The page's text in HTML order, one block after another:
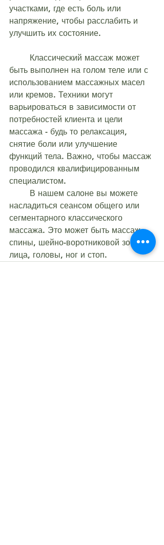
участками, где есть боль или
напряжение, чтобы расслабить и
улучшить их состояние.
быть выполнен на голом теле или с
использованием массажных масел
или кремов. Техники могут
варьироваться в зависимости от
потребностей клиента и цели
массажа - будь то релаксация,
снятие боли или улучшение
функций тела. Важно, чтобы массаж
проводился квалифицированным
специалистом.
насладиться сеансом общего или
сегментарного классического
массажа. Это может быть массаж
спины, шейно-воротниковой зоны,
лица, головы, ног и стоп.